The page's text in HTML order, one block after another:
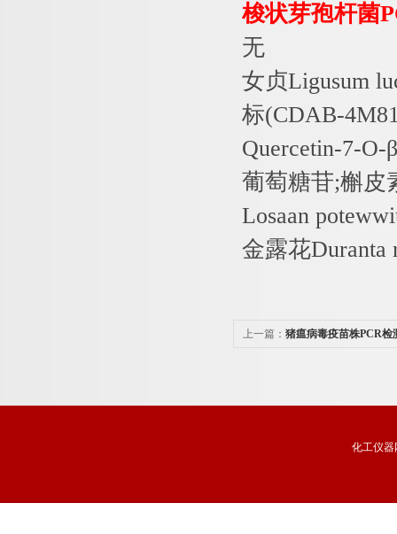
梭状芽孢杆菌
无
女贞Ligusum
标(CDAB-
Quercetin-7-O-β
葡萄糖苷;槲皮
Losaan
金露花Duranta
上一篇： 猪瘟病毒疫苗株PCR检
化工仪器